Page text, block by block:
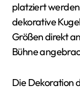
platziert
dekorative
Größen direkt
Bühne
Die Dekoration